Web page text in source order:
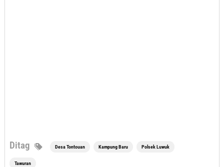
Ditag Desa Tontouan Kampung Baru Polsek Luwuk
Tawuran